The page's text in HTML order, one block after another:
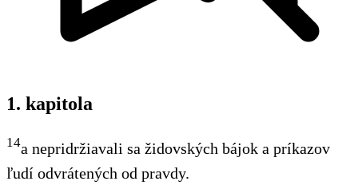
1. kapitola
14a nepridržiavali sa židovských bájok a príkazov
ľudí odvrátených od pravdy.